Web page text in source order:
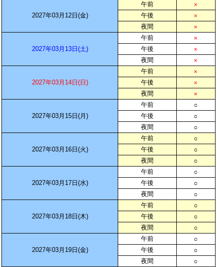
2027年03月12日(金)
午前
×
午後
×
夜間
×
2027年03月13日(土)
午前
×
午後
×
夜間
×
2027年03月14日(日)
午前
×
午後
×
夜間
×
2027年03月15日(月)
午前
○
午後
○
夜間
○
2027年03月16日(火)
午前
○
午後
○
夜間
○
2027年03月17日(水)
午前
○
午後
○
夜間
○
2027年03月18日(木)
午前
○
午後
○
夜間
○
2027年03月19日(金)
午前
○
午後
○
夜間
○